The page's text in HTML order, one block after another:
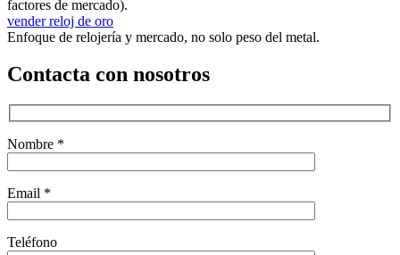
factores de mercado).
vender reloj de oro
Enfoque de relojería y mercado, no solo peso del metal.
Contacta con nosotros
Nombre *
Email *
Teléfono